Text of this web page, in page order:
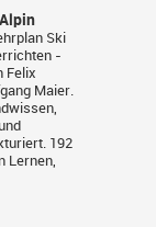
Ski
-
Felix
Maier.
192
Lernen,